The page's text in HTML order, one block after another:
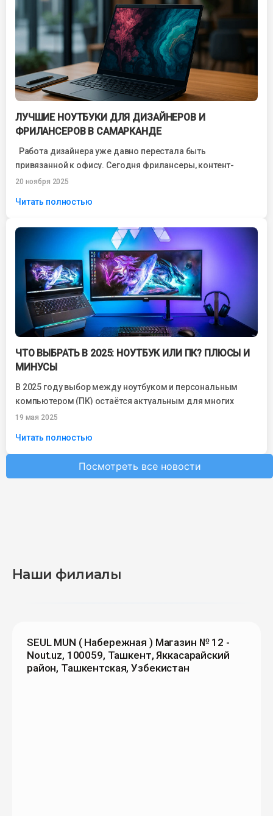
ЛУЧШИЕ НОУТБУКИ ДЛЯ ДИЗАЙНЕРОВ И
ФРИЛАНСЕРОВ В САМАРКАНДЕ
Работа дизайнера уже давно перестала быть
привязанной к офису. Сегодня фрилансеры, контент-
мейкеры, UX/UI-дизайнеры, иллюстраторы и 3D-
20 ноября 2025
Читать полностью
ЧТО ВЫБРАТЬ В 2025: НОУТБУК ИЛИ ПК? ПЛЮСЫ И
МИНУСЫ
В 2025 году выбор между ноутбуком и персональным
компьютером (ПК) остаётся актуальным для многих
пользователей. С развитием технологий оба варианта...
19 мая 2025
Читать полностью
Посмотреть все новости
Наши филиалы
SEUL MUN ( Набережная ) Магазин № 12 -
Nout.uz, 100059, Ташкент, Яккасарайский
район, Ташкентская, Узбекистан